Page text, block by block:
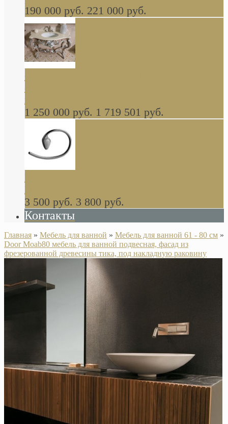
190 000 руб. 221 000 руб.
стиле барокко, из массива дерева, светло
коричневый матовый окрас + серебро
1 250 000 руб. 1 719 501 руб.
Khala Colombo аксессуары (серия) В
НАЛИЧИИ
3 500 руб. 3 800 руб.
Контакты
Главная » Мебель для ванной » Мебель для ванной 61 - 80 см »
Door Moab80 мебель для ванной подвесная, фасад из
фрезерованной древесины тика, под накладную раковину